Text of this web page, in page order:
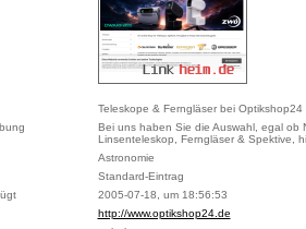
Teleskope & Ferngläser bei Optikshop24
Bei uns haben Sie die Auswahl, egal ob
Linsenteleskop, Ferngläser & Spektive,
Astronomie
Standard-Eintrag
2005-07-18, um 18:56:53
http://www.optikshop24.de